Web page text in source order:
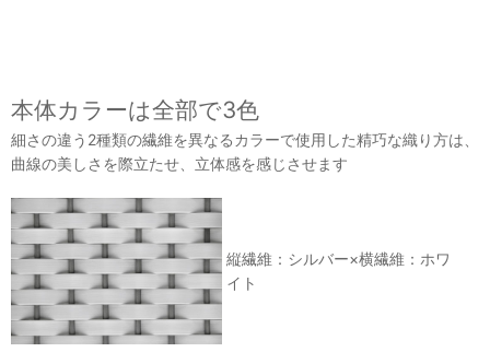
本体カラーは全部で3色
細さの違う2種類の繊維を異なるカラーで使用した精巧な織り方は、
曲線の美しさを際立たせ、立体感を感じさせます
縦繊維：シルバー×横繊維：ホワ
イト